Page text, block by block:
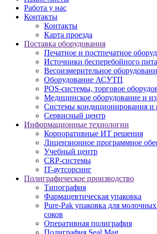
Работа у нас
Контакты
Контакты
Карта проезда
Поставка оборудования
Печатное и постпечатное
Источники бесперебойного
Весоизмерительное
Оборудование АСУТП
POS-системы, торговое
Медицинское оборудование и
Системы кондиционирования и
Сервисный центр
Информационные технологии
Корпоративные ИТ решения
Лицензионное программное
Учебный центр
CRP-системы
IT-аутсорсинг
Полиграфическое производство
Типография
Фармацевтическая упаковка
Pure-Pak упаковка для
соков
Оперативная полиграфия
Полиграфия Seal Mag